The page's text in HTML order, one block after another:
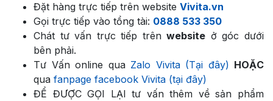
Đặt hàng trực tiếp trên website Vivita.vn
Gọi trực tiếp vào tổng tài: 0888 533 350
Chát tư vấn trực tiếp trênwebsite ở góc dưới
bên phải.
Tư Vấn online quaZalo Vivita (Tại đây) HOẶC
qua fanpage facebook Vivita (tại đây)
ĐỂ ĐƯỢC GỌI LẠI tư vấn thêm về sản phẩm